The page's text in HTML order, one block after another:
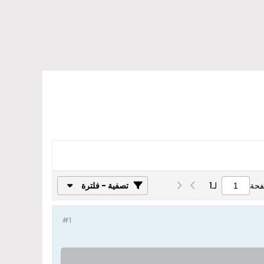
لـ1 تصفية - فلترة
#1